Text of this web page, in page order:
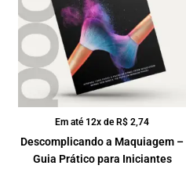
Em até 12x de R$ 2,74
Descomplicando a Maquiagem –
Guia Prático para Iniciantes